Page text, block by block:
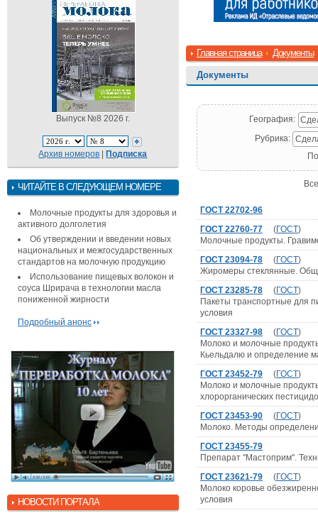
Выпуск №8 2026 г.
Архив номеров |Подписка
ЧИТАЙТЕ В СЛЕДУЮЩЕМ НОМЕРЕ
Молочные продукты для здоровья и
активного долголетия
Об утверждении и введении новых
национальных и межгосударственных
стандартов на молочную продукцию
Использование пищевых волокон и
соуса Шрирача в технологии масла
пониженной жирности
Подробный анонс
НОВОСТИ ПОРТАЛА
Главная страница Документы
Документы
География:
Рубрика:
ГОСТ 22702-96
ГОСТ 22760-77 (ГОСТ)
Молочные продукты.
ГОСТ 23094-78 (ГОСТ)
Жиромеры стеклянные.
ГОСТ 23285-78 (ГОСТ)
Пакеты транспортные для
условия
ГОСТ 23327-98 (ГОСТ)
Молоко и молочные
Кьельдалю и определение
ГОСТ 23452-79 (ГОСТ)
Молоко и молочные
хлорорганических
ГОСТ 23453-90 (ГОСТ)
Молоко. Методы
ГОСТ 23455-79
Препарат "Мастоприм".
ГОСТ 23621-79 (ГОСТ)
Молоко коровье
условия